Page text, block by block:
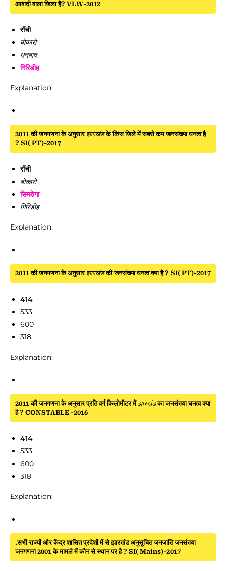
आबादी वाला जिला है? VLW-2012
राँची
बोकारो
धनबाद
गिरिडीह
Explanation:
2011 की जनगणना के अनुसार झारखंडके किस जिले में सबसे कम जनसंख्या घनत्व है
? SI( PT)-2017
राँची
बोकारो
सिमडेगा
गिरिडीह
Explanation:
2011 की जनगणना के अनुसार झारखंडकी जनसंख्या घनत्व क्या है ? SI( PT)-2017
414
533
600
318
Explanation:
2011 की जनगणना के अनुसार प्रति वर्ग किलोमीटर में झारखंडका जनसंख्या घनत्व क्या
है ? CONSTABLE -2016
414
533
600
318
Explanation:
.सभी राज्यों और केंद्र शासित प्रदेशों में से झारखंड अनुसूचित जनजाति जनसंख्या
जनगणना 2001 के मामले में कौन से स्थान पर है ? SI( Mains)-2017